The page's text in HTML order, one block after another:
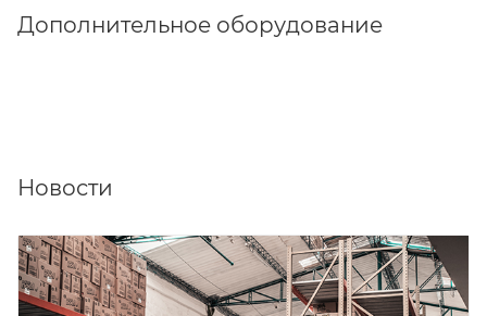
Дополнительное оборудование
Новости